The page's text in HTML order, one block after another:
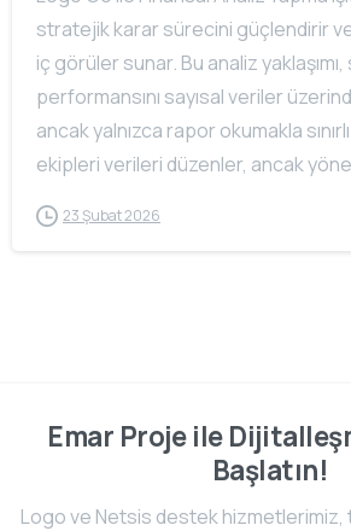
stratejik karar sürecini güçlendirir
iç görüler sunar. Bu analiz
performansını sayısal veriler
ancak yalnızca rapor okumakla
ekipleri verileri düzenler, ancak
23 Şubat 2026
Emar Proje ile
Başlatın!
Logo ve Netsis destek hizmetlerimiz,